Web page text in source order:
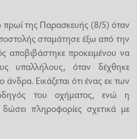
πρωί της Παρασκευής (8/5) όταν
σταμάτησε έξω από την
αποβιβάστηκε προκειμένου να
υπαλλήλους, όταν δέχθηκε
Εικάζεται ότι ένας εκ των
του οχήματος, ενώ η
πληροφορίες σχετικά με